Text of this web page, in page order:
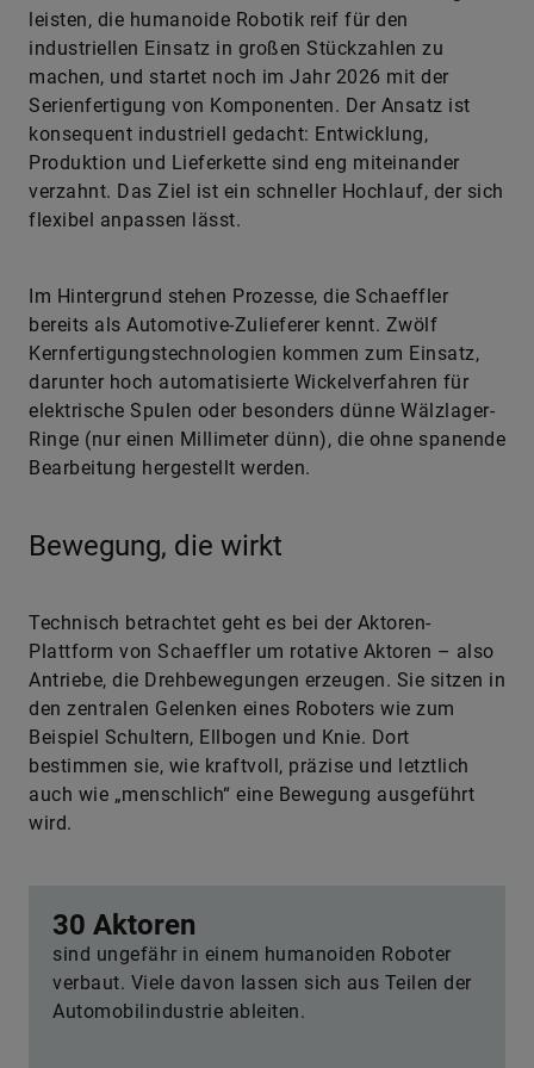
leisten, die humanoide Robotik reif für den
industriellen Einsatz in großen Stückzahlen zu
machen, und startet noch im Jahr 2026 mit der
Serienfertigung von Komponenten. Der Ansatz ist
konsequent industriell gedacht: Entwicklung,
Produktion und Lieferkette sind eng miteinander
verzahnt. Das Ziel ist ein schneller Hochlauf, der sich
flexibel anpassen lässt.
Im Hintergrund stehen Prozesse, die Schaeffler
bereits als Automotive-Zulieferer kennt. Zwölf
Kernfertigungstechnologien kommen zum Einsatz,
darunter hoch automatisierte Wickelverfahren für
elektrische Spulen oder besonders dünne Wälzlager-
Ringe (nur einen Millimeter dünn), die ohne spanende
Bearbeitung hergestellt werden.
Bewegung, die wirkt
Technisch betrachtet geht es bei der Aktoren-
Plattform von Schaeffler um rotative Aktoren – also
Antriebe, die Drehbewegungen erzeugen. Sie sitzen in
den zentralen Gelenken eines Roboters wie zum
Beispiel Schultern, Ellbogen und Knie. Dort
bestimmen sie, wie kraftvoll, präzise und letztlich
auch wie „menschlich“ eine Bewegung ausgeführt
wird.
30 Aktoren
sind ungefähr in einem humanoiden Roboter
verbaut. Viele davon lassen sich aus Teilen der
Automobilindustrie ableiten.